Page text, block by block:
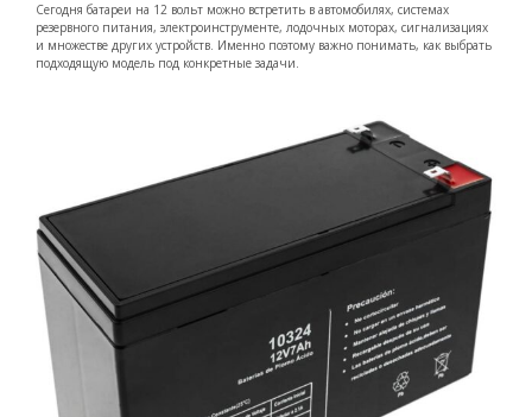
Сегодня батареи на 12 вольт можно встретить в автомобилях, системах
резервного питания, электроинструменте, лодочных моторах, сигнализациях
и множестве других устройств. Именно поэтому важно понимать, как выбрать
подходящую модель под конкретные задачи.